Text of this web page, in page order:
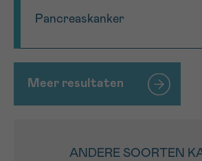
Pancreaskanker
Meer resultaten
ANDERE SOORTEN